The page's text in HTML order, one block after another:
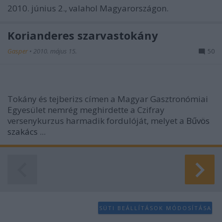
2010. június 2., valahol Magyarországon.
Korianderes szarvastokány
Gasper • 2010. május 15. 50
Tokány és tejberizs címen a Magyar Gasztronómiai
Egyesület nemrég meghirdette a Czifray
versenykurzus harmadik fordulóját, melyet a Bűvös
szakács ...
SÜTI BEÁLLÍTÁSOK MÓDOSÍTÁSA